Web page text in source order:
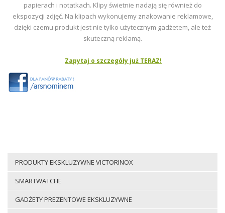
papierach i notatkach. Klipy świetnie nadają się również do
ekspozycji zdjęć. Na klipach wykonujemy znakowanie reklamowe,
dzięki czemu produkt jest nie tylko użytecznym gadżetem, ale też
skuteczną reklamą.
Zapytaj o szczegóły już TERAZ!
PRODUKTY EKSKLUZYWNE VICTORINOX
SMARTWATCHE
GADŻETY PREZENTOWE EKSKLUZYWNE